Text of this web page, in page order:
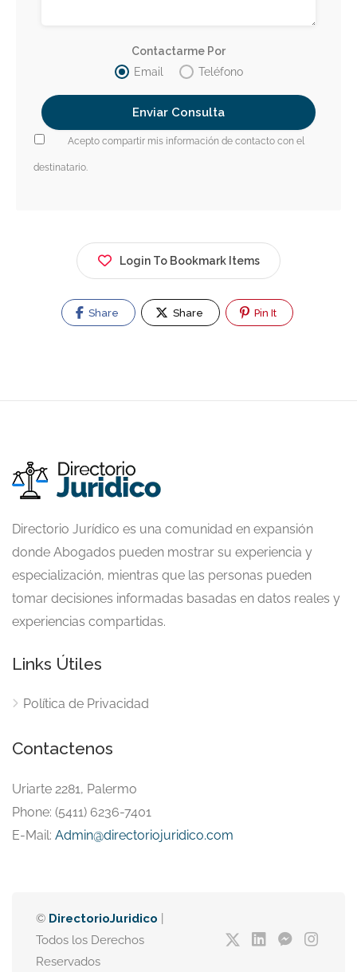
Contactarme Por
Email
Teléfono
Acepto compartir mis información de contacto con el
destinatario.
Login To Bookmark Items
Share Share Pin It
Directorio Jurídico es una comunidad en expansión
donde Abogados pueden mostrar su experiencia y
especialización, mientras que las personas pueden
tomar decisiones informadas basadas en datos reales y
experiencias compartidas.
Links Útiles
Política de Privacidad
Contactenos
Uriarte 2281, Palermo
Phone: (5411) 6236-7401
E-Mail: Admin@directoriojuridico.com
© DirectorioJuridico
Todos los Derechos
Reservados